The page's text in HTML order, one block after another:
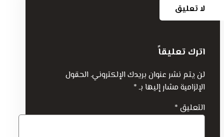
لا تعليق
اترك تعليقاً
لن يتم نشر عنوان بريدك الإلكتروني. الحقول
الإلزامية مشار إليها بـ*
التعليق *